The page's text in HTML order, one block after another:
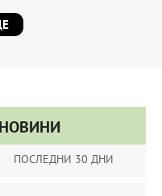
ПОСЛЕДНИ 30 ДНИ